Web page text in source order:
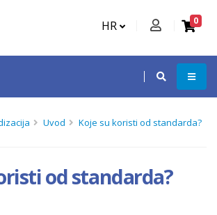
HR 0
Uvod Koje su koristi od standarda?
od standarda?